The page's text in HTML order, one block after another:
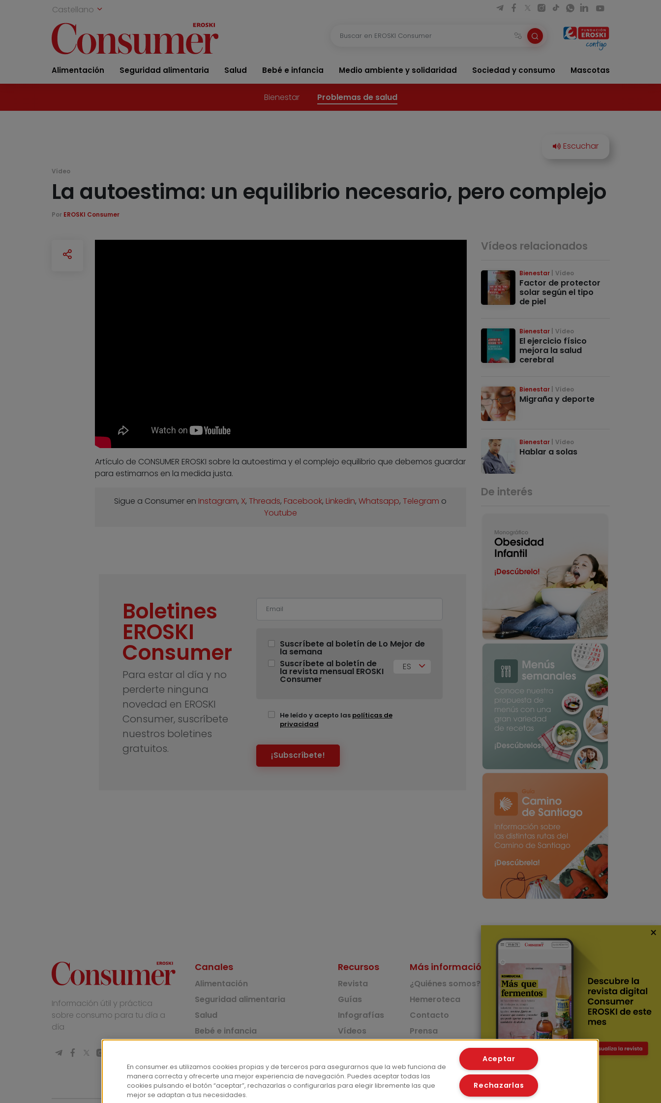
Castellano
Alimentación Seguridad alimentaria Salud Bebé e infancia Medio ambiente y solidaridad Sociedad y consumo Mascotas
Bienestar Problemas de salud
Vídeo
La autoestima: un equilibrio necesario, pero complejo
Por EROSKI Consumer
Artículo de CONSUMER EROSKI sobre la autoestima y el complejo equilibrio que debemos guardar
para estimarnos en la medida justa.
Sigue a Consumer en Instagram, X,Threads, Facebook, Linkedin,Whatsapp,Telegram o
Youtube
Boletines
EROSKI
Consumer
Para estar al día y no
perderte ninguna
novedad en EROSKI
Consumer, suscríbete
nuestros boletines
gratuitos.
Suscríbete al boletín de Lo Mejor de
la semana
Suscríbete al boletín de
la revista mensual EROSKI
Consumer
ES
He leído y acepto las políticas de
privacidad
¡Subscríbete!
Vídeos relacionados
Bienestar Vídeo
Factor de protector
solar según el tipo
de piel
Bienestar Vídeo
El ejercicio físico
mejora la salud
cerebral
Bienestar Vídeo
Migraña y deporte
Bienestar Vídeo
Hablar a solas
De interés
Información útil y práctica
sobre consumo para tu día a
día
Canales
Alimentación
Seguridad alimentaria
Salud
Bebé e infancia
Sociedad y consumo
Mascotas
Recursos
Revista
Guías
Infografías
Vídeos
Más información
¿Quiénes somos?
Hemeroteca
Contacto
Prensa
Corpus Lingüístico
Nuestras Apps
App de recetas
App del Camino de
Santiago
×
En consumer.es utilizamos cookies propias y de terceros para asegurarnos que la web funciona de
manera correcta y ofrecerte una mejor experiencia de navegación. Puedes aceptar todas las
cookies pulsando el botón “aceptar”, rechazarlas o configurarlas para elegir libremente las que
mejor se adaptan a tus necesidades.
Aceptar
Rechazarlas